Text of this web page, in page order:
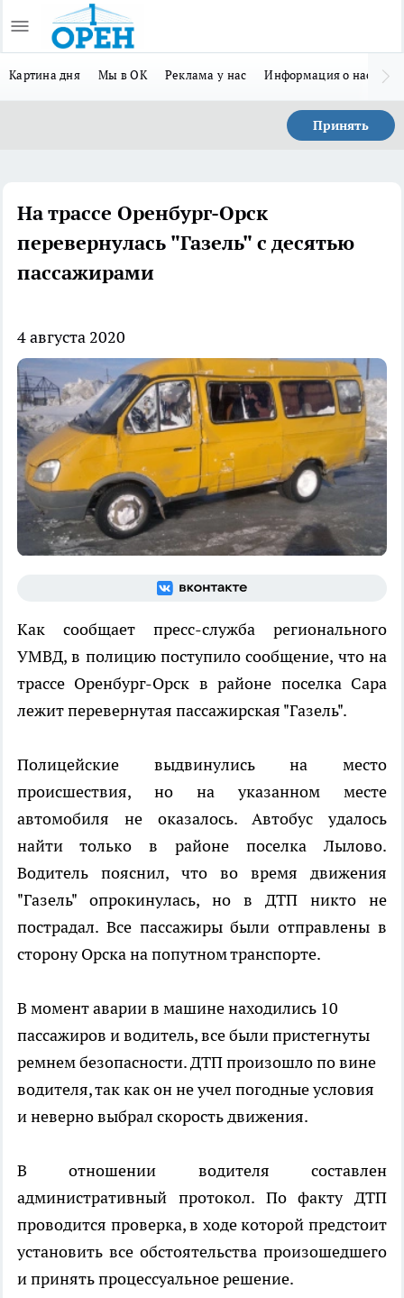
Картина дня Мы в ОК Реклама у нас Информация о нас
Принять
На трассе Оренбург-Орск
перевернулась "Газель" с десятью
пассажирами
4 августа 2020
Как сообщает пресс-служба регионального
УМВД, в полицию поступило сообщение, что на
трассе Оренбург-Орск в районе поселка Сара
лежит перевернутая пассажирская "Газель".
Полицейские выдвинулись на место
происшествия, но на указанном месте
автомобиля не оказалось. Автобус удалось
найти только в районе поселка Лылово.
Водитель пояснил, что во время движения
"Газель" опрокинулась, но в ДТП никто не
пострадал. Все пассажиры были отправлены в
сторону Орска на попутном транспорте.
В момент аварии в машине находились 10
пассажиров и водитель, все были пристегнуты
ремнем безопасности. ДТП произошло по вине
водителя, так как он не учел погодные условия
и неверно выбрал скорость движения.
В отношении водителя составлен
административный протокол. По факту ДТП
проводится проверка, в ходе которой предстоит
установить все обстоятельства произошедшего
и принять процессуальное решение.